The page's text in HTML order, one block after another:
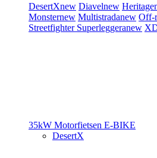
DesertXnew Diavelnew Heritage
Monsternew Multistradanew Off-
Streetfighter Superleggeranew
35kW Motorfietsen E-BIKE
DesertX